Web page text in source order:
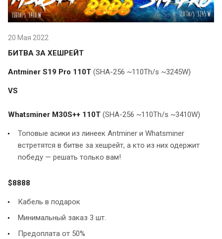
20 Мая 2022
БИТВА ЗА ХЕШРЕЙТ
Antminer S19 Pro 110T (SHA-256 ~110Th/s ~3245W)
VS
Whatsminer M30S++ 110T (SHA-256 ~110Th/s ~3410W)
Топовые асики из линеек Antminer и Whatsminer
встретятся в битве за хешрейт, а кто из них одержит
победу — решать только вам!
$8888
Кабель в подарок
Минимальный заказ 3 шт.
Предоплата от 50%